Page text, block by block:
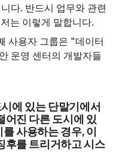
다. 반드시 업무와 관련
는 이렇게 말합니다.
사용자 그룹은 "데이터
운영 센터의 개발자들
에 있는 단말기에서
어진 다른 도시에 있
사용하는 경우, 이
후를 트리거하고 시스